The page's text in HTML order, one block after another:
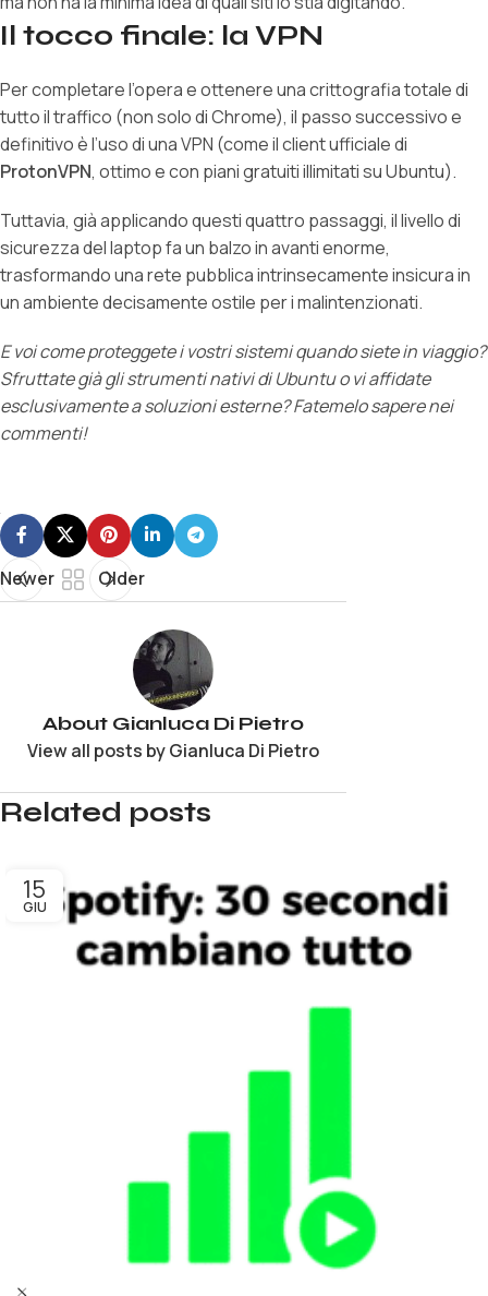
Il tocco finale: la VPN
Per completare l’opera e ottenere una crittografia totale di
tutto il traffico (non solo di Chrome), il passo successivo e
definitivo è l’uso di una VPN (come il client ufficiale di
ProtonVPN, ottimo e con piani gratuiti illimitati su Ubuntu).
Tuttavia, già applicando questi quattro passaggi, il livello di
sicurezza del laptop fa un balzo in avanti enorme,
trasformando una rete pubblica intrinsecamente insicura in
un ambiente decisamente ostile per i malintenzionati.
E voi come proteggete i vostri sistemi quando siete in viaggio?
Sfruttate già gli strumenti nativi di Ubuntu o vi affidate
esclusivamente a soluzioni esterne? Fatemelo sapere nei
commenti!
Newer Older
About Gianluca Di Pietro
View all posts by Gianluca Di Pietro
Related posts
15
GIU